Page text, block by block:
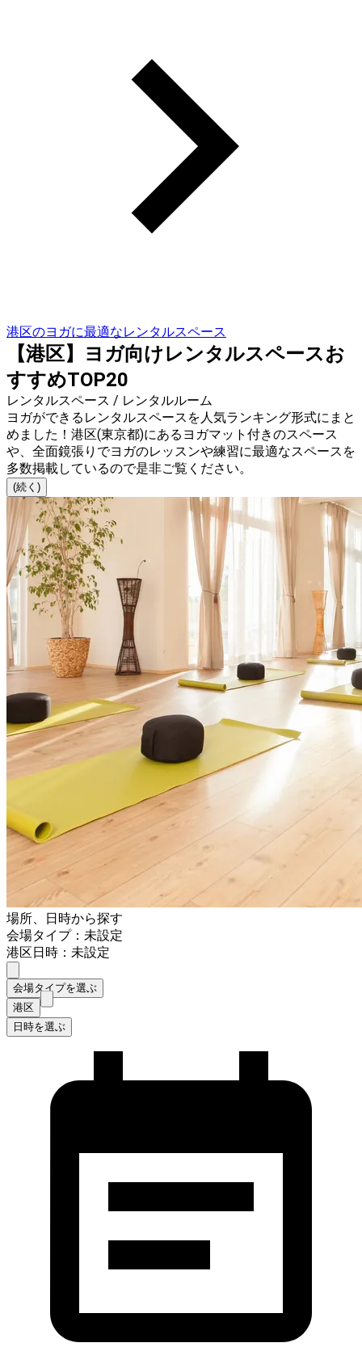
港区のヨガに最適なレンタルスペース
【港区】ヨガ向けレンタルスペースお
すすめTOP20
レンタルスペース / レンタルルーム
ヨガができるレンタルスペースを人気ランキング形式にまと
めました！港区(東京都)にあるヨガマット付きのスペース
や、全面鏡張りでヨガのレッスンや練習に最適なスペースを
多数掲載しているので是非ご覧ください。
(続く)
場所、日時から探す
会場タイプ：未設定
港区日時：未設定
会場タイプを選ぶ
港区
日時を選ぶ